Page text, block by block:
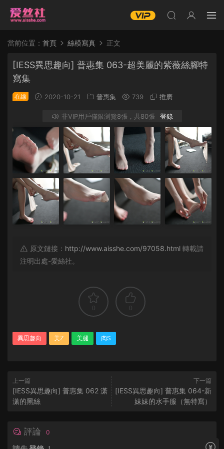
當前位置： 首頁 絲模寫真 正文
[IESS異思趣向] 普惠集 063-超美麗的紫薇絲腳特
寫集
在線 2020-10-21 普惠集 739 推廣
非VIP用戶僅限浏覽8張，共80張 登錄
原文鏈接： http://www.aisshe.com/97058.html 轉載請
注明出處-愛絲社。
0 0
異思趣向 美Z 美腿 肉S
上一篇
[IESS異思趣向] 普惠集 062 潇
潇的黑絲
下一篇
[IESS異思趣向] 普惠集 064-新
妹妹的水手服（無特寫）
評論 0